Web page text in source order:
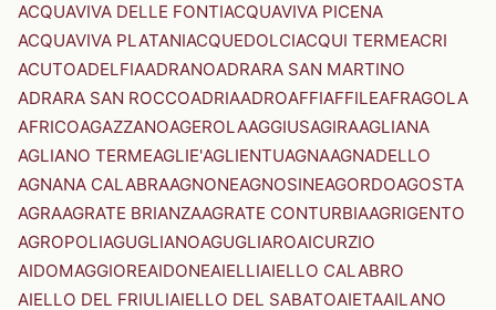
ACQUAVIVA DELLE FONTIACQUAVIVA PICENA
ACQUAVIVA PLATANIACQUEDOLCIACQUI TERMEACRI
ACUTOADELFIAADRANOADRARA SAN MARTINO
ADRARA SAN ROCCOADRIAADROAFFIAFFILEAFRAGOLA
AFRICOAGAZZANOAGEROLAAGGIUSAGIRAAGLIANA
AGLIANO TERMEAGLIE'AGLIENTUAGNAAGNADELLO
AGNANA CALABRAAGNONEAGNOSINEAGORDOAGOSTA
AGRAAGRATE BRIANZAAGRATE CONTURBIAAGRIGENTO
AGROPOLIAGUGLIANOAGUGLIAROAICURZIO
AIDOMAGGIOREAIDONEAIELLIAIELLO CALABRO
AIELLO DEL FRIULIAIELLO DEL SABATOAIETAAILANO